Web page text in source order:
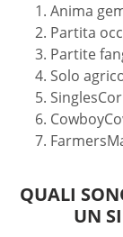
Anima
Partita
Partite
Solo
QUALI
UN